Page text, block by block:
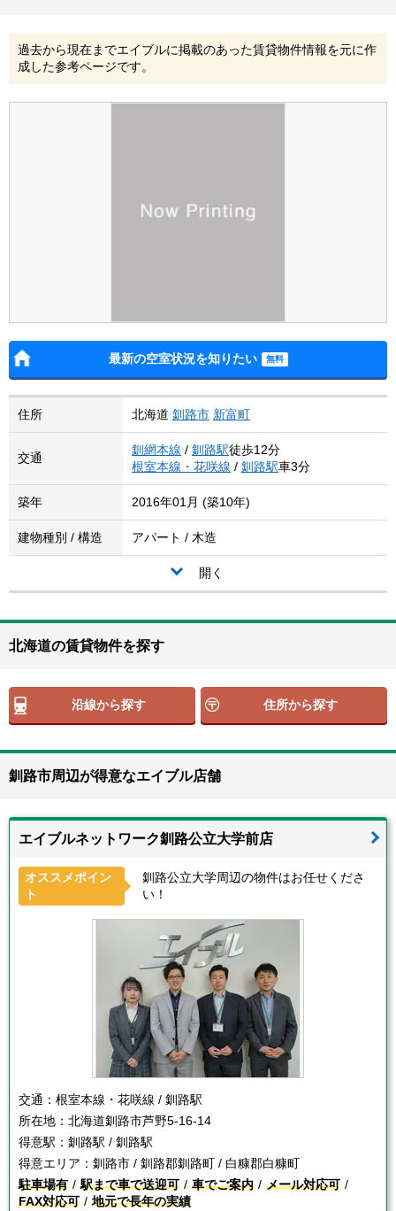
過去から現在までエイブルに掲載のあった賃貸物件情報を元に作
成した参考ページです。
最新の空室状況を知りたい
住所 北海道 釧路市 新富町
交通
釧網本線 / 釧路駅徒歩12分
根室本線・花咲線 / 釧路駅車3分
築年 2016年01月 (築10年)
建物種別 / 構造 アパート / 木造
開く
北海道の賃貸物件を探す
沿線から探す 住所から探す
釧路市周辺が得意なエイブル店舗
エイブルネットワーク釧路公立大学前店
オススメポイン
ト
釧路公立大学周辺の物件はお任せくださ
い！
交通： 根室本線・花咲線 / 釧路駅
所在地： 北海道釧路市芦野5-16-14
得意駅： 釧路駅 / 釧路駅
得意エリア： 釧路市 / 釧路郡釧路町 / 白糠郡白糠町
駐車場有
駅まで車で送迎可 車でご案内
メール対応可
FAX対応可
地元で長年の実績